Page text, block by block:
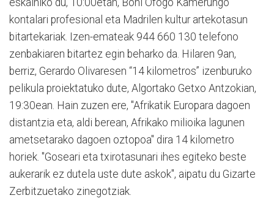
kontalari profesional eta Madrilen kultur artekotasun
bitartekariak. Izen-emateak 944 660 130 telefono
zenbakiaren bitartez egin beharko da. Hilaren 9an,
berriz, Gerardo Olivaresen “14 kilometros” izenburuko
pelikula proiektatuko dute, Algortako Getxo Antzokian,
19:30ean. Hain zuzen ere, "Afrikatik Europara dagoen
distantzia eta, aldi berean, Afrikako milioika lagunen
ametsetarako dagoen oztopoa" dira 14 kilometro
horiek. "Goseari eta txirotasunari ihes egiteko beste
aukerarik ez dutela uste dute askok", aipatu du Gizarte
Zerbitzuetako zinegotziak.